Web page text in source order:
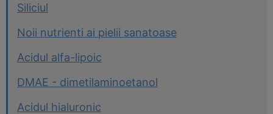
Siliciul
Noii nutrienti ai pielii sanatoase
Acidul alfa-lipoic
DMAE - dimetilaminoetanol
Acidul hialuronic